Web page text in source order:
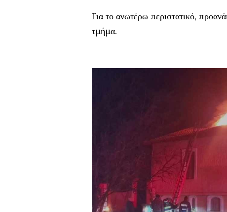
Για το ανωτέρω περιστατικό,
τμήμα.